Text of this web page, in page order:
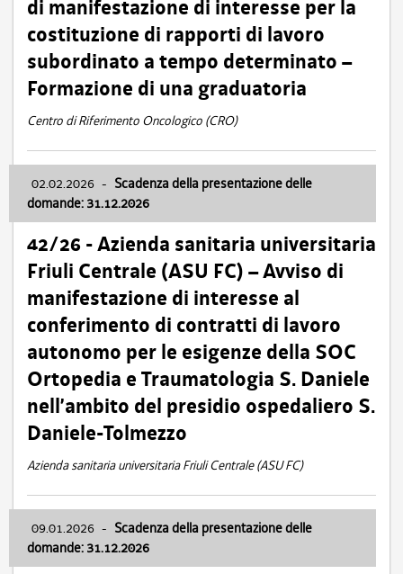
di manifestazione di interesse per la
costituzione di rapporti di lavoro
subordinato a tempo determinato –
Formazione di una graduatoria
Centro di Riferimento Oncologico (CRO)
02.02.2026 - Scadenza della presentazione delle
domande: 31.12.2026
42/26 - Azienda sanitaria universitaria
Friuli Centrale (ASU FC) – Avviso di
manifestazione di interesse al
conferimento di contratti di lavoro
autonomo per le esigenze della SOC
Ortopedia e Traumatologia S. Daniele
nell’ambito del presidio ospedaliero S.
Daniele-Tolmezzo
Azienda sanitaria universitaria Friuli Centrale (ASU FC)
09.01.2026 - Scadenza della presentazione delle
domande: 31.12.2026